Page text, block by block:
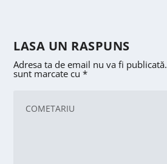
LASA UN RASPUNS
Adresa ta de email nu va fi publicată.
sunt marcate cu*